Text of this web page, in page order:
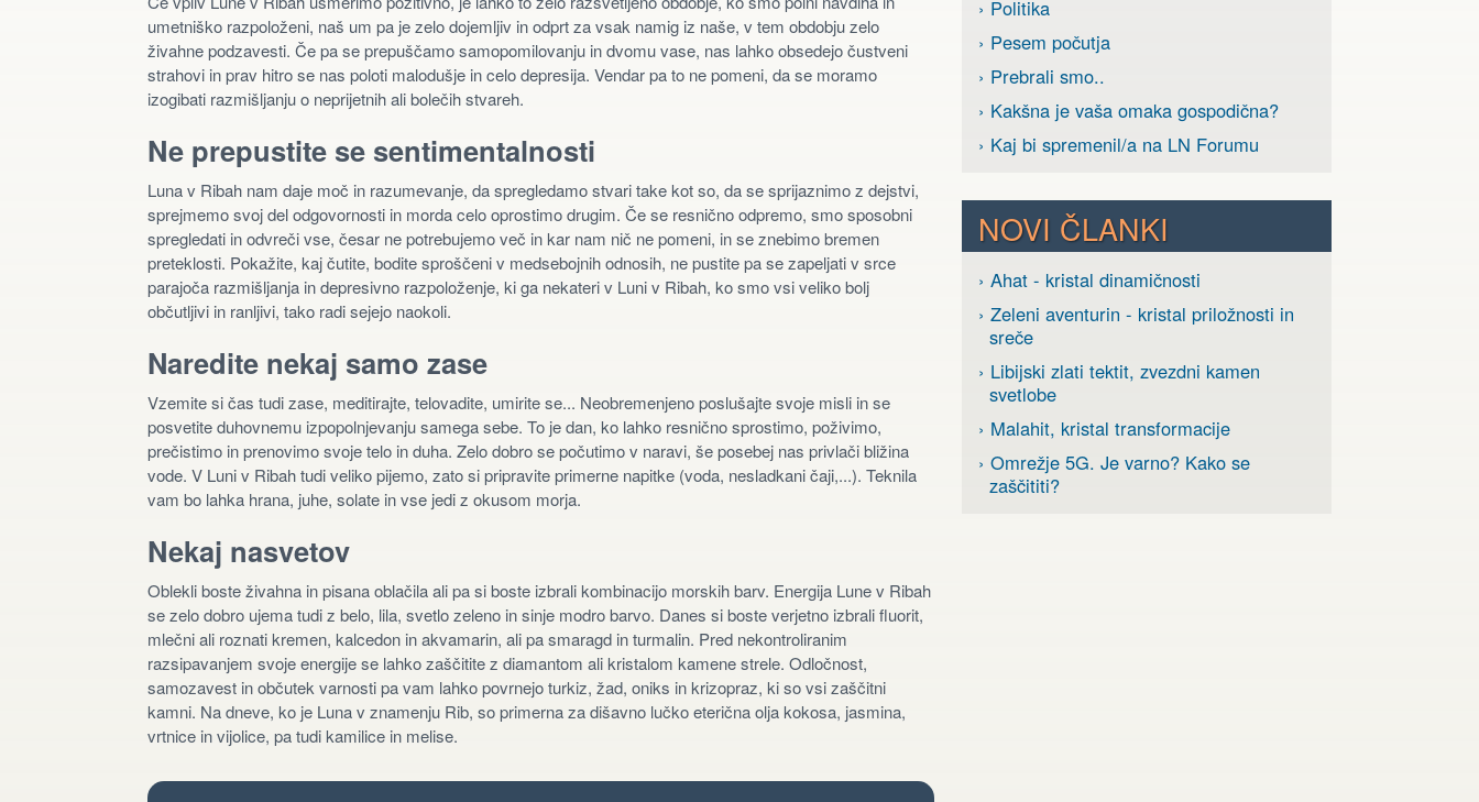
umetniško razpoloženi, naš um pa je zelo dojemljiv in odprt za vsak namig iz naše, v tem obdobju zelo
živahne podzavesti. Če pa se prepuščamo samopomilovanju in dvomu vase, nas lahko obsedejo čustveni
strahovi in prav hitro se nas poloti malodušje in celo depresija. Vendar pa to ne pomeni, da se moramo
izogibati razmišljanju o neprijetnih ali bolečih stvareh.
Ne prepustite se sentimentalnosti
Luna v Ribah nam daje moč in razumevanje, da spregledamo stvari take kot so, da se sprijaznimo z dejstvi,
sprejmemo svoj del odgovornosti in morda celo oprostimo drugim. Če se resnično odpremo, smo sposobni
spregledati in odvreči vse, česar ne potrebujemo več in kar nam nič ne pomeni, in se znebimo bremen
preteklosti. Pokažite, kaj čutite, bodite sproščeni v medsebojnih odnosih, ne pustite pa se zapeljati v srce
parajoča razmišljanja in depresivno razpoloženje, ki ga nekateri v Luni v Ribah, ko smo vsi veliko bolj
občutljivi in ranljivi, tako radi sejejo naokoli.
Naredite nekaj samo zase
Vzemite si čas tudi zase, meditirajte, telovadite, umirite se... Neobremenjeno poslušajte svoje misli in se
posvetite duhovnemu izpopolnjevanju samega sebe. To je dan, ko lahko resnično sprostimo, poživimo,
prečistimo in prenovimo svoje telo in duha. Zelo dobro se počutimo v naravi, še posebej nas privlači bližina
vode. V Luni v Ribah tudi veliko pijemo, zato si pripravite primerne napitke (voda, nesladkani čaji,...). Teknila
vam bo lahka hrana, juhe, solate in vse jedi z okusom morja.
Nekaj nasvetov
Oblekli boste živahna in pisana oblačila ali pa si boste izbrali kombinacijo morskih barv. Energija Lune v Ribah
se zelo dobro ujema tudi z belo, lila, svetlo zeleno in sinje modro barvo. Danes si boste verjetno izbrali fluorit,
mlečni ali roznati kremen, kalcedon in akvamarin, ali pa smaragd in turmalin. Pred nekontroliranim
razsipavanjem svoje energije se lahko zaščitite z diamantom ali kristalom kamene strele. Odločnost,
samozavest in občutek varnosti pa vam lahko povrnejo turkiz, žad, oniks in krizopraz, ki so vsi zaščitni
kamni. Na dneve, ko je Luna v znamenju Rib, so primerna za dišavno lučko eterična olja kokosa, jasmina,
vrtnice in vijolice, pa tudi kamilice in melise.
› Politika
› Pesem počutja
› Prebrali smo..
› Kakšna je vaša omaka gospodična?
› Kaj bi spremenil/a na LN Forumu
NOVI ČLANKI
› Ahat - kristal dinamičnosti
› Zeleni aventurin - kristal priložnosti in
sreče
› Libijski zlati tektit, zvezdni kamen
svetlobe
› Malahit, kristal transformacije
› Omrežje 5G. Je varno? Kako se
zaščititi?